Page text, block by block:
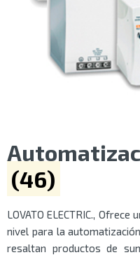
(46)
LOVATO ELECTRIC.,
nivel para la
resaltan productos de